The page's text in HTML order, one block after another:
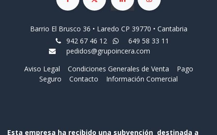
Barrio El Brusco 36 • Laredo CP 39770 • Cantabria
942 67 46 12
649 58 33 11
pedidos@grupoincera.com
Aviso Legal
Condiciones Generales de Venta
Pago
Seguro
Contacto Información Comercial
Esta empresa ha recibido una subvención destinada a